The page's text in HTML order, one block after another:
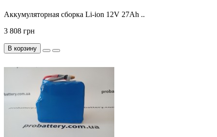
Аккумуляторная сборка Li-ion 12V 27Ah ..
3 808 грн
В корзину